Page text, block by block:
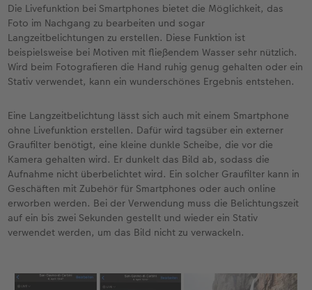
Die Livefunktion bei Smartphones bietet die Möglichkeit, das
Foto im Nachgang zu bearbeiten und sogar
Langzeitbelichtungen zu erstellen. Diese Funktion ist
beispielsweise bei Motiven mit fließendem Wasser sehr nützlich.
Wird beim Fotografieren die Hand ruhig genug gehalten oder ein
Stativ verwendet, kann ein wunderschönes Ergebnis entstehen.
Eine Langzeitbelichtung lässt sich auch mit einem Smartphone
ohne Livefunktion erstellen. Dafür wird tagsüber ein externer
Graufilter benötigt, eine kleine dunkle Scheibe, die vor die
Kamera gehalten wird. Er dunkelt das Bild ab, sodass die
Aufnahme nicht überbelichtet wird. Ein solcher Graufilter kann in
Geschäften mit Zubehör für Smartphones oder auch online
erworben werden. Bei der Verwendung muss die Belichtungszeit
auf ein bis zwei Sekunden gestellt und wieder ein Stativ
verwendet werden, um das Bild nicht zu verwackeln.